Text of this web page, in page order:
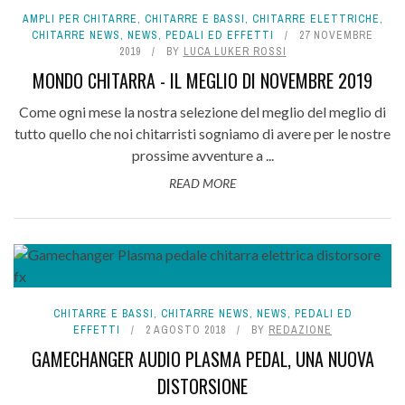
AMPLI PER CHITARRE, CHITARRE E BASSI, CHITARRE ELETTRICHE,
CHITARRE NEWS, NEWS, PEDALI ED EFFETTI
27 NOVEMBRE
2019
BY LUCA LUKER ROSSI
MONDO CHITARRA - IL MEGLIO DI NOVEMBRE 2019
Come ogni mese la nostra selezione del meglio del meglio di
tutto quello che noi chitarristi sogniamo di avere per le nostre
prossime avventure a ...
READ MORE
CHITARRE E BASSI, CHITARRE NEWS, NEWS, PEDALI ED
EFFETTI
2 AGOSTO 2018 BY REDAZIONE
GAMECHANGER AUDIO PLASMA PEDAL, UNA NUOVA
DISTORSIONE